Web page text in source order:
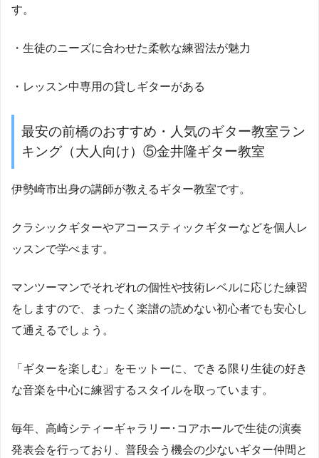
す。
・生徒のニーズに合わせた柔軟な練習法が魅力
・レッスン中専用の貸しギターがある
最安の前橋のおすすめ・人気のギター教室ラン
キング（大人向け）⑤金井隆ギター教室
伊勢崎市出身の講師が教えるギター教室です。
クラシックギターやアコースティックギターなどを個人レ
ッスンで学べます。
マンツーマンでそれぞれの個性や技術レベルに応じた練習
をしますので、まったく楽譜の読めない初心者でも安心し
て通えるでしょう。
「ギターを楽しむ」をモットーに、できる限り生徒の好き
な音楽を中心に練習するスタイルを取っています。
毎年、高崎シティーギャラリー･コアホールで生徒の演奏
発表会を行っており、普段会う機会の少ないギター仲間と